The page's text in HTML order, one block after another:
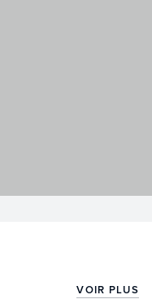
VOIR PLUS